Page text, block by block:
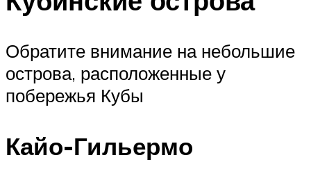
Обратите внимание на небольшие
острова, расположенные у
побережья Кубы
Кайо-Гильермо